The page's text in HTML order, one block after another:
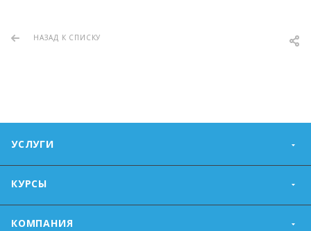
НАЗАД К СПИСКУ
УСЛУГИ
КУРСЫ
КОМПАНИЯ